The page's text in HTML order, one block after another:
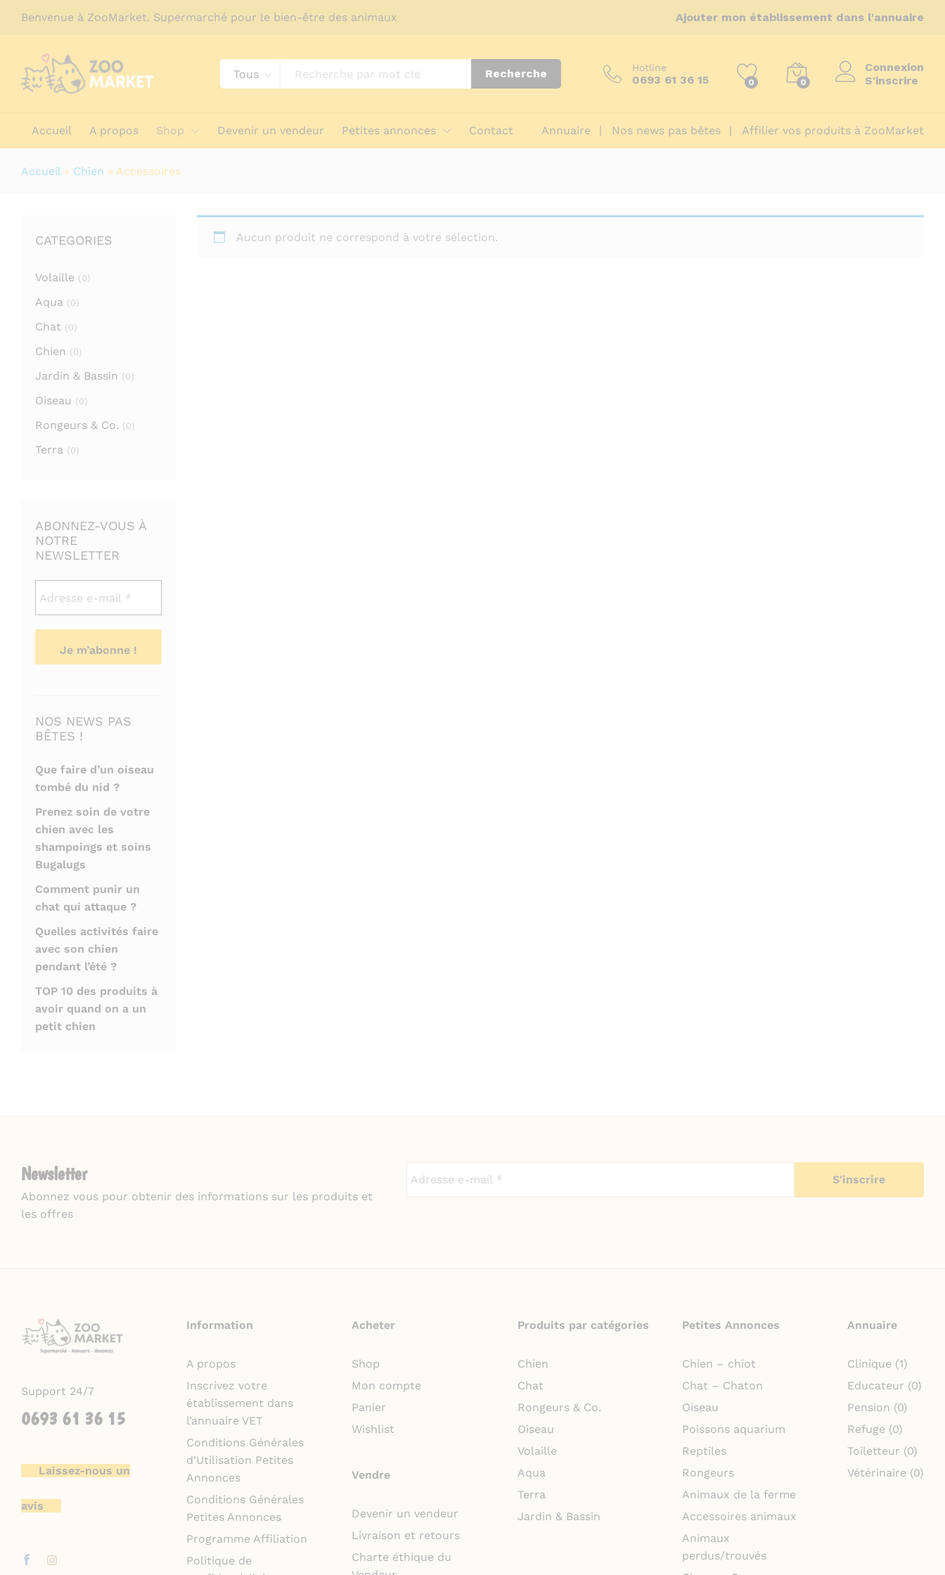
Benvenue à ZooMarket. Supermarché pour le bien-être des animaux Ajouter mon établissement dans l'annuaire
Tous Recherche Hotline
0693 61 36 15 0 0
Connexion
S'inscrire
Accueil A propos Shop Devenir un vendeur Petites annonces Contact Annuaire Nos news pas bêtes Affilier vos produits à ZooMarket
Accueil» Chien » Accessoires
Aucun produit ne correspond à votre sélection.
CATEGORIES
Volaille (0)
Aqua (0)
Chat (0)
Chien (0)
Jardin & Bassin (0)
Oiseau (0)
Rongeurs & Co. (0)
Terra (0)
ABONNEZ-VOUS À
NOTRE
NEWSLETTER
NOS NEWS PAS
BÊTES !
Que faire d’un oiseau
tombé du nid ?
Prenez soin de votre
chien avec les
shampoings et soins
Bugalugs
Comment punir un
chat qui attaque ?
Quelles activités faire
avec son chien
pendant l’été ?
TOP 10 des produits à
avoir quand on a un
petit chien
Newsletter
Abonnez vous pour obtenir des informations sur les produits et
les offres
Support 24/7
0693 61 36 15
Laissez-nous un
avis
Information
A propos
Inscrivez votre
établissement dans
l’annuaire VET
Conditions Générales
d’Utilisation Petites
Annonces
Conditions Générales
Petites Annonces
Programme Affiliation
Politique de
Acheter
Shop
Mon compte
Panier
Wishlist
Vendre
Devenir un vendeur
Livraison et retours
Charte éthique du
Produits par catégories
Chien
Chat
Rongeurs & Co.
Oiseau
Volaille
Aqua
Terra
Jardin & Bassin
Petites Annonces
Chien – chiot
Chat – Chaton
Oiseau
Poissons aquarium
Reptiles
Rongeurs
Animaux de la ferme
Accessoires animaux
Animaux
perdus/trouvés
Annuaire
Clinique (1)
Educateur (0)
Pension (0)
Refuge (0)
Toiletteur (0)
Vétérinaire (0)